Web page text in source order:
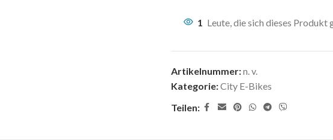
1 Leute, die sich dieses Produkt
Artikelnummer:n. v.
Kategorie:City E-Bikes
Teilen: